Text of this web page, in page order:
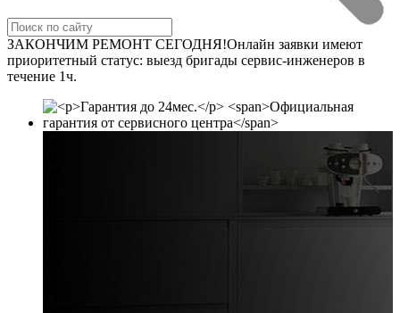
ЗАКОНЧИМ РЕМОНТ СЕГОДНЯ!Онлайн заявки имеют
приоритетный статус: вы­езд бри­га­ды сер­вис-­ин­же­не­ров в
течение 1ч.